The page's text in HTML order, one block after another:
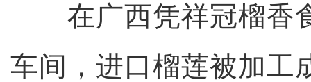
在广西凭祥冠榴香
车间，进口榴莲被加工